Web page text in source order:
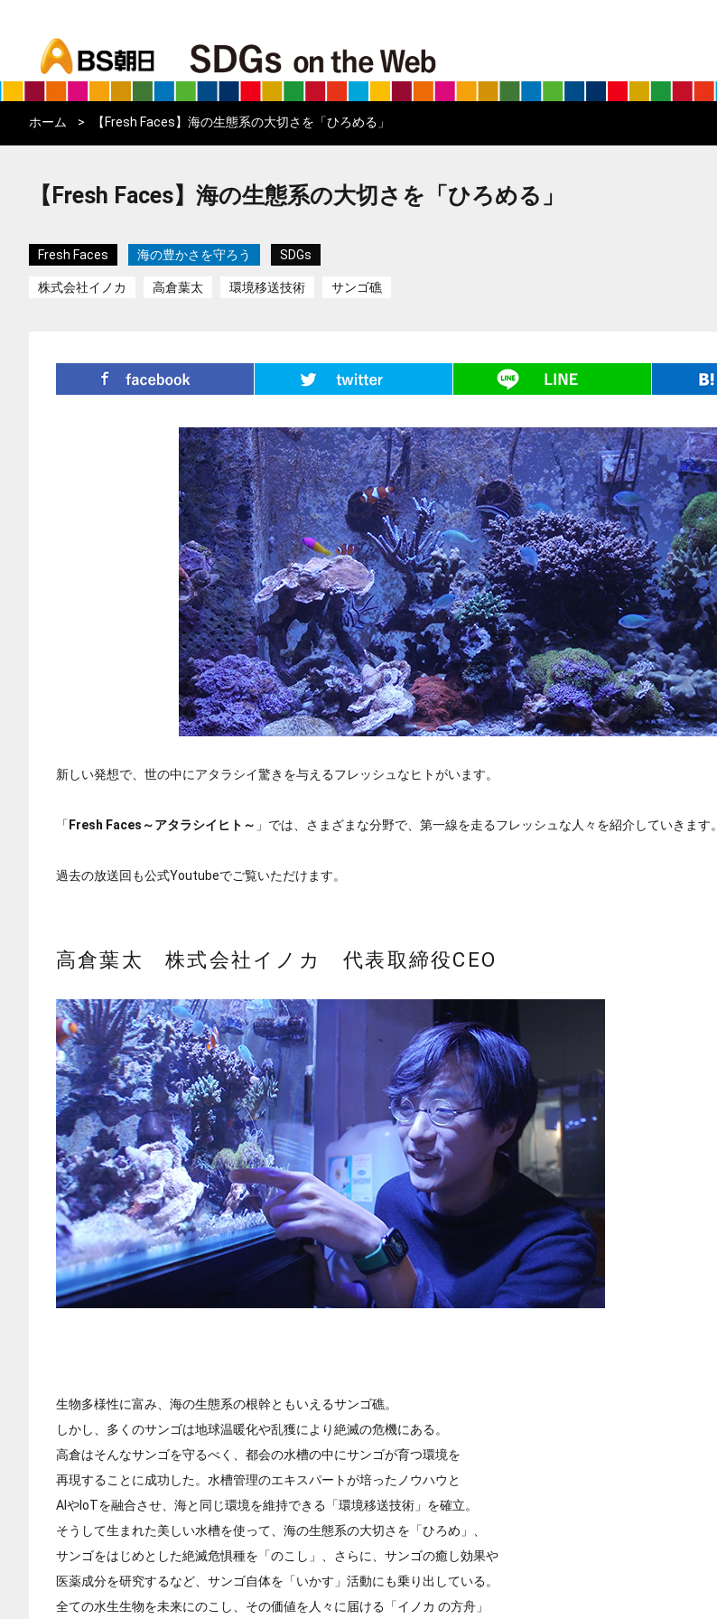
ホーム 【Fresh Faces】海の生態系の大切さを「ひろめる」
【Fresh Faces】海の生態系の大切さを「ひろめる」
Fresh Faces 海の豊かさを守ろう SDGs
株式会社イノカ 高倉葉太 環境移送技術 サンゴ礁
ツイート
新しい発想で、世の中にアタラシイ驚きを与えるフレッシュなヒトがいます。
「 Fresh Faces～アタラシイヒト～ 」では、さまざまな分野で、第一線を走るフレッシュな人々を紹介していきます。
過去の放送回も公式Youtubeでご覧いただけます。
高倉葉太 株式会社イノカ 代表取締役CEO
生物多様性に富み、海の生態系の根幹ともいえるサンゴ礁。
しかし、多くのサンゴは地球温暖化や乱獲により絶滅の危機にある。
高倉はそんなサンゴを守るべく、都会の水槽の中にサンゴが育つ環境を
再現することに成功した。水槽管理のエキスパートが培ったノウハウと
AIやIoTを融合させ、海と同じ環境を維持できる「環境移送技術」を確立。
そうして生まれた美しい水槽を使って、海の生態系の大切さを「ひろめ」、
サンゴをはじめとした絶滅危惧種を「のこし」、さらに、サンゴの癒し効果や
医薬成分を研究するなど、サンゴ自体を「いかす」活動にも乗り出している。
全ての水生生物を未来にのこし、その価値を人々に届ける「イノカ の方舟」